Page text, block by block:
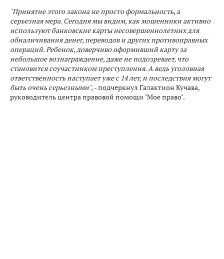
"Принятие этого закона не просто формальность, а
серьезная мера. Сегодня мы видим, как мошенники активно
используют банковские карты несовершеннолетних для
обналичивания денег, переводов и других противоправных
операций. Ребенок, доверчиво оформивший карту за
небольшое вознаграждение, даже не подозревает, что
становится соучастником преступления. А ведь уголовная
ответственность наступает уже с 14 лет, и последствия могут
быть очень серьезными", - подчеркнул Галактион Кучава,
руководитель центра правовой помощи "Мое право".